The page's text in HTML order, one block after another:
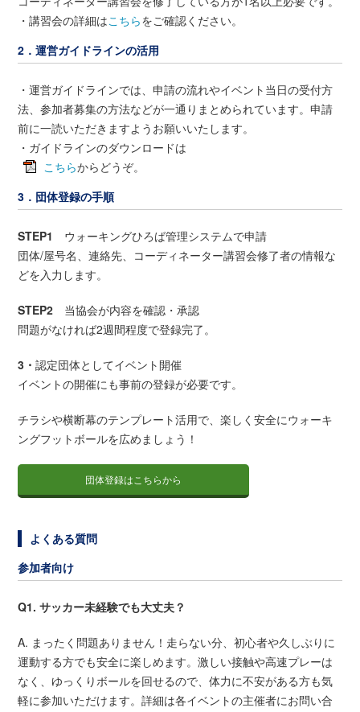
・講習会の詳細はこちらをご確認ください。
2．運営ガイドラインの活用
・運営ガイドラインでは、申請の流れやイベント当日の受付方
法、参加者募集の方法などが一通りまとめられています。申請
前に一読いただきますようお願いいたします。
・ガイドラインのダウンロードは
こちらからどうぞ。
3．団体登録の手順
STEP1
ウォーキングひろば管理システムで申請
団体/屋号名、連絡先、コーディネーター講習会修了者の情報な
どを入力します。
STEP2 当協会が内容を確認・承認
問題がなければ2週間程度で登録完了。
3・認定団体としてイベント開催
イベントの開催にも事前の登録が必要です。
チラシや横断幕のテンプレート活用で、楽しく安全にウォーキ
ングフットボールを広めましょう！
団体登録はこちらから
よくある質問
参加者向け
Q1. サッカー未経験でも大丈夫？
A. まったく問題ありません！走らない分、初心者や久しぶりに
運動する方でも安全に楽しめます。激しい接触や高速プレーは
なく、ゆっくりボールを回せるので、体力に不安がある方も気
軽に参加いただけます。詳細は各イベントの主催者にお問い合